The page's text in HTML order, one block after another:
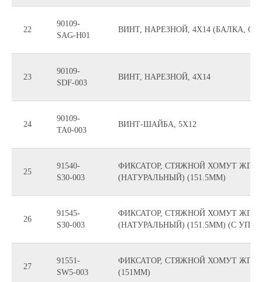
22
90109-
SAG-H01
ВИНТ, НАРЕЗНОЙ, 4X14 (БАЛКА,
23
90109-
SDF-003
ВИНТ, НАРЕЗНОЙ, 4X14
24
90109-
TA0-003
ВИНТ-ШАЙБА, 5X12
25
91540-
S30-003
ФИКСАТОР, СТЯЖНОЙ ХОМУТ
(НАТУРАЛЬНЫЙ) (151.5MM)
26
91545-
S30-003
ФИКСАТОР, СТЯЖНОЙ ХОМУТ
(НАТУРАЛЬНЫЙ) (151.5MM) (С
27
91551-
SW5-003
ФИКСАТОР, СТЯЖНОЙ ХОМУТ
(151MM)